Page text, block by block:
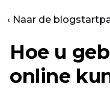
‹ Naar de
Hoe u
online